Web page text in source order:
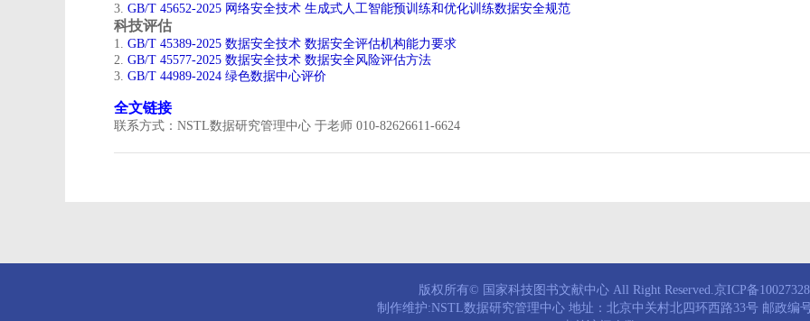
3. GB/T 45652-2025 网络安全技术 生成式人工智能预训练和优化训练数据安全规范
科技评估
​1. GB/T 45389-2025 数据安全技术 数据安全评估机构能力要求
2. GB/T 45577-2025 数据安全技术 数据安全风险评估方法
3. GB/T 44989-2024 绿色数据中心评价
全文链接
联系方式：NSTL数据研究管理中心 于老师 010-82626611-6624
版权所有© 国家科技图书文献中心 All Right Reserved.京ICP备
制作维护:NSTL数据研究管理中心 地址：北京中关村北四环西路33号 邮政编